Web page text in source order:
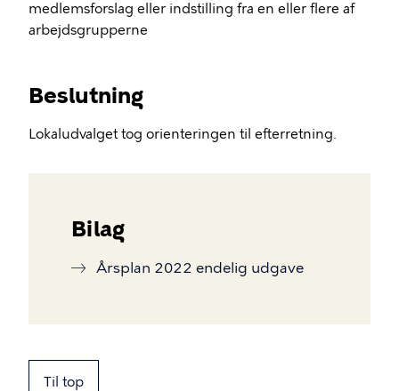
medlemsforslag eller indstilling fra en eller flere af
arbejdsgrupperne
Beslutning
Lokaludvalget tog orienteringen til efterretning.
Bilag
Årsplan 2022 endelig udgave
Til top